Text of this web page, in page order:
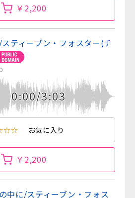
￥2,200
ティーブン・フォスター(チ
0:00/3:03
お気に入り
￥2,200
中に/スティーブン・フォス